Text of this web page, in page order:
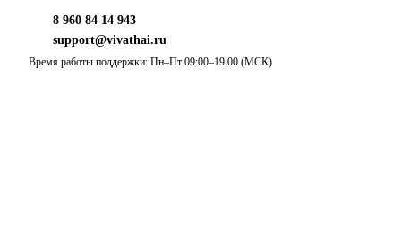
8 960 84 14 943
support@vivathai.ru
Время работы поддержки: Пн–Пт 09:00–19:00 (МСК)